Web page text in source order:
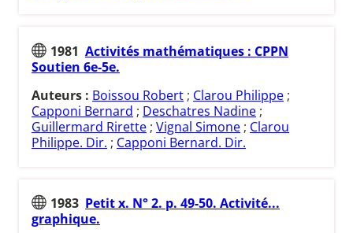
1981 Activités mathématiques : CPPN
Soutien 6e-5e.
Auteurs : Boissou Robert ; Clarou Philippe ;
Capponi Bernard ; Deschatres Nadine ;
Guillermard Rirette ; Vignal Simone ; Clarou
Philippe. Dir. ; Capponi Bernard. Dir.
1983 Petit x. N° 2. p. 49-50. Activité...
graphique.